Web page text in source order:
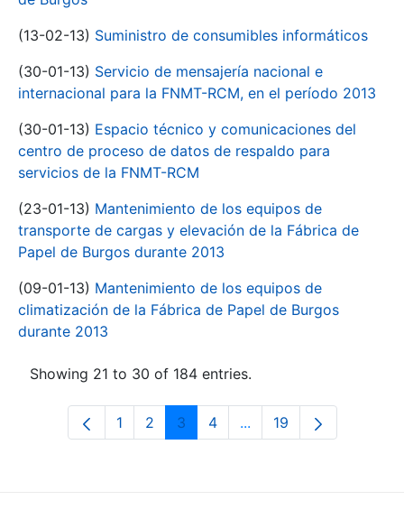
(13-02-13) Suministro de consumibles informáticos
(30-01-13) Servicio de mensajería nacional e
internacional para la FNMT-RCM, en el período 2013
(30-01-13) Espacio técnico y comunicaciones del
centro de proceso de datos de respaldo para
servicios de la FNMT-RCM
(23-01-13) Mantenimiento de los equipos de
transporte de cargas y elevación de la Fábrica de
Papel de Burgos durante 2013
(09-01-13) Mantenimiento de los equipos de
climatización de la Fábrica de Papel de Burgos
durante 2013
Showing 21 to 30 of 184 entries.
Page
1 Page
2 Page
3 Page
4 ...Intermediate Pages
Page
19